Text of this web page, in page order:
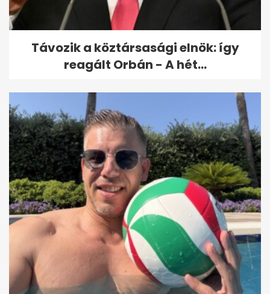
Távozik a köztársasági elnök: így
reagált Orbán - A hét...